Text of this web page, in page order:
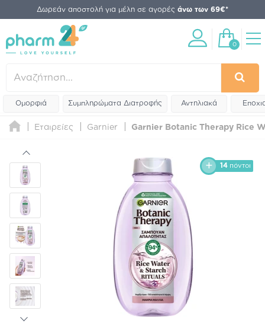
Δωρεάν αποστολή για μέλη σε αγορές άνω των 69€*
0
Ομορφιά Συμπληρώματα Διατροφής Αντηλιακά
Εταιρείες Garnier Garnier Botanic Therapy Rice
14 πόντοι